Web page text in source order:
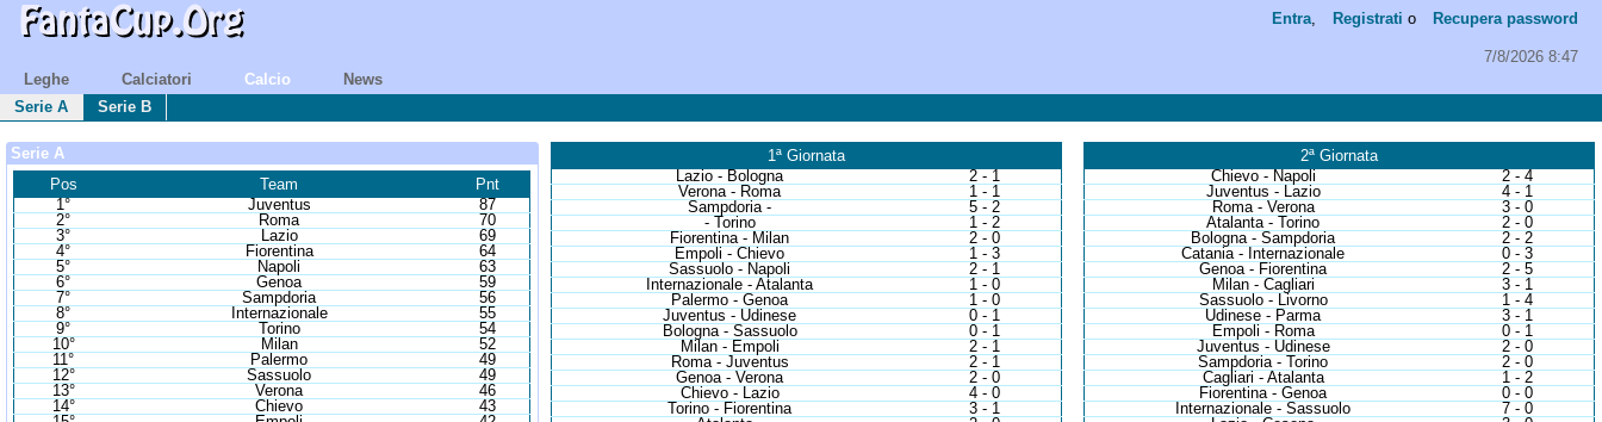
Entra, Registrati o Recupera password
7/8/2026 8:47
Leghe
Calciatori Calcio
News
Serie A
Serie B
Serie A
Pos
Team
Pnt
1°
Juventus
87
2°
Roma
70
3°
Lazio
69
4°
Fiorentina
64
5°
Napoli
63
6°
Genoa
59
7°
Sampdoria
56
8°
Internazionale
55
9°
Torino
54
10°
Milan
52
11°
Palermo
49
12°
Sassuolo
49
13°
Verona
46
14°
Chievo
43
1ª Giornata
Lazio - Bologna
2 - 1
Verona - Roma
1 - 1
Sampdoria -
5 - 2
- Torino
1 - 2
Fiorentina - Milan
2 - 0
Empoli - Chievo
1 - 3
Sassuolo - Napoli
2 - 1
Internazionale - Atalanta
1 - 0
Palermo - Genoa
1 - 0
Juventus - Udinese
0 - 1
Bologna - Sassuolo
0 - 1
Milan - Empoli
2 - 1
Roma - Juventus
2 - 1
Genoa - Verona
2 - 0
Chievo - Lazio
4 - 0
Torino - Fiorentina
3 - 1
2ª Giornata
Chievo - Napoli
2 - 4
Juventus - Lazio
4 - 1
Roma - Verona
3 - 0
Atalanta - Torino
2 - 0
Bologna - Sampdoria
2 - 2
Catania - Internazionale
0 - 3
Genoa - Fiorentina
2 - 5
Milan - Cagliari
3 - 1
Sassuolo - Livorno
1 - 4
Udinese - Parma
3 - 1
Empoli - Roma
0 - 1
Juventus - Udinese
2 - 0
Sampdoria - Torino
2 - 0
Cagliari - Atalanta
1 - 2
Fiorentina - Genoa
0 - 0
Internazionale - Sassuolo
7 - 0